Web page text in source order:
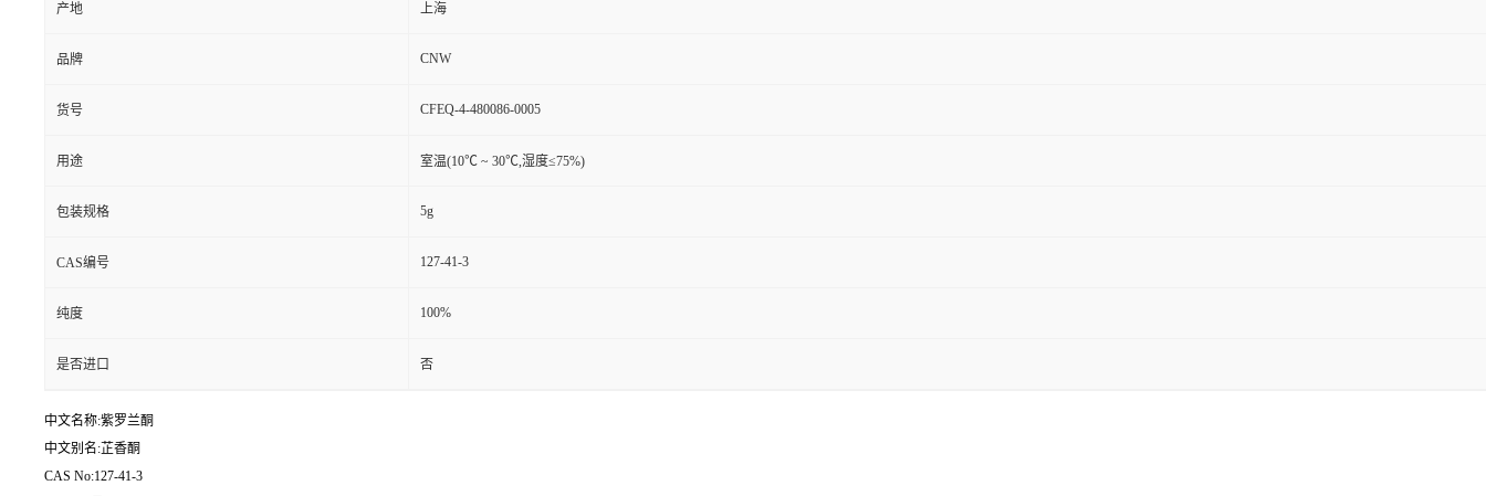
产地 上海
品牌 CNW
货号 CFEQ-4-480086-0005
用途 室温(10℃ ~ 30℃,湿度≤75%)
包装规格 5g
CAS编号 127-41-3
纯度 100%
是否进口 否
中文名称:紫罗兰酮
中文别名:芷香酮
CAS No:127-41-3